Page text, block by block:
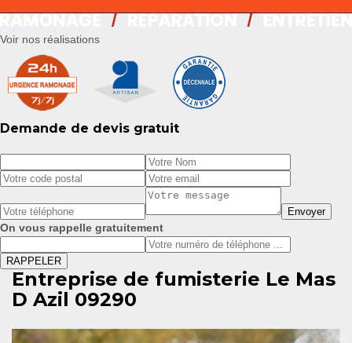
Voir nos réalisations
Demande de devis gratuit
On vous rappelle gratuitement
Entreprise de fumisterie Le Mas
D Azil 09290